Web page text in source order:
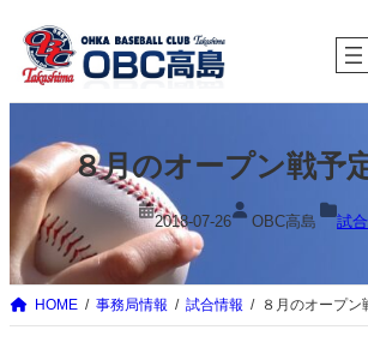
を
ス
ッ
８月のオープン戦
2018-07-26 OBC高島 試
HOME 事務局情報 試合情報 ８月のオープ